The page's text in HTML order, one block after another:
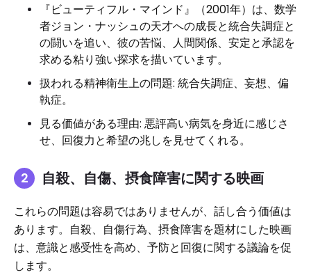
『ビューティフル・マインド』（2001年）は、数学
者ジョン・ナッシュの天才への成長と統合失調症と
の闘いを追い、彼の苦悩、人間関係、安定と承認を
求める粘り強い探求を描いています。
扱われる精神衛生上の問題: 統合失調症、妄想、偏
執症。
見る価値がある理由: 悪評高い病気を身近に感じさ
せ、回復力と希望の兆しを見せてくれる。
自殺、自傷、摂食障害に関する映画
これらの問題は容易ではありませんが、話し合う価値は
あります。自殺、自傷行為、摂食障害を題材にした映画
は、意識と感受性を高め、予防と回復に関する議論を促
します。